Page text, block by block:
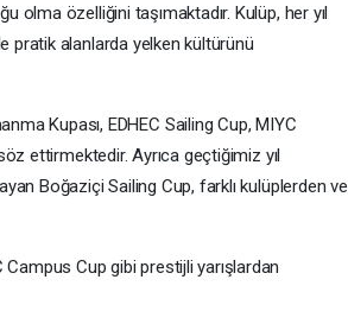
olma özelliğini taşımaktadır. Kulüp, her yıl
pratik alanlarda yelken kültürünü
Kupası, EDHEC Sailing Cup, MIYC
ettirmektedir. Ayrıca geçtiğimiz yıl
Boğaziçi Sailing Cup, farklı kulüplerden ve
Campus Cup gibi prestijli yarışlardan